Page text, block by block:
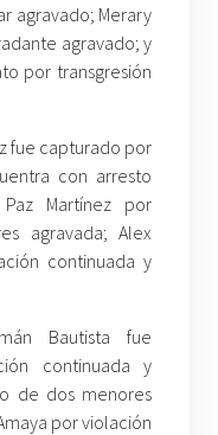
agravado; Merary
agravado; y
por transgresión
fue capturado por
con arresto
Martínez por
agravada; Alex
continuada y
Bautista fue
continuada y
de dos menores
por violación